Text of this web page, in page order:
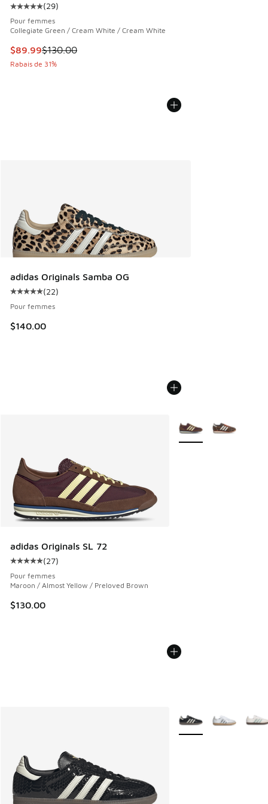
Cote moyenne du client - [5 sur 5 étoiles], 29
(29)
Pour femmes
Collegiate Green / Cream White / Cream White
Cet article est en solde. Le prix est passé de $130.00 à
$89.99$130.00
Rabais de 31%
adidas Originals Samba OG
Cote moyenne du client - [5 sur 5 étoiles], 22
(22)
Pour femmes
$140.00
adidas Originals SL 72
Cote moyenne du client - [5 sur 5 étoiles], 27
(27)
Pour femmes
Maroon / Almost Yellow / Preloved Brown
$130.00
Plus de couleurs
Plus de couleurs